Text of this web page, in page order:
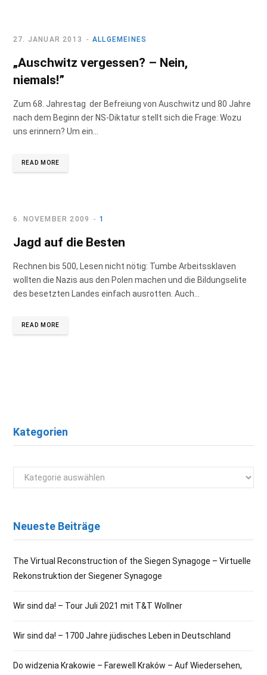
ALLGEMEINES
27. JANUAR 2013
„Auschwitz vergessen? – Nein,
niemals!”
Zum 68. Jahrestag der Befreiung von Auschwitz und 80 Jahre
nach dem Beginn der NS-Diktatur stellt sich die Frage: Wozu
uns erinnern? Um ein…
READ MORE
1
6. NOVEMBER 2009
Jagd auf die Besten
Rechnen bis 500, Lesen nicht nötig: Tumbe Arbeitssklaven
wollten die Nazis aus den Polen machen und die Bildungselite
des besetzten Landes einfach ausrotten. Auch…
READ MORE
Kategorien
Kategorien
Neueste Beiträge
The Virtual Reconstruction of the Siegen Synagoge – Virtuelle
Rekonstruktion der Siegener Synagoge
Wir sind da! – Tour Juli 2021 mit T&T Wollner
Wir sind da! – 1700 Jahre jüdisches Leben in Deutschland
Do widzenia Krakowie – Farewell Kraków – Auf Wiedersehen,